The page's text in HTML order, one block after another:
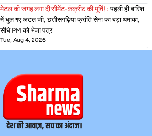
मेटल की जगह लगा दी सीमेंट-कंक्रीट की मूर्ति! : पहली ही बारिश
में धुल गए अटल जी; छत्तीसगढ़िया क्रांति सेना का बड़ा धमाका,
सीधे PM को भेजा पत्र
Tue, Aug 4, 2026